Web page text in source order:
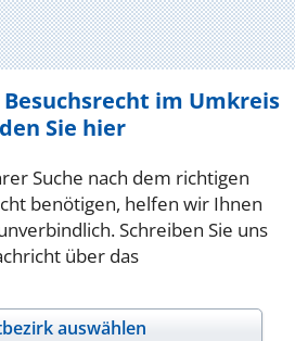
im Umkreis
Sie hier
Suche nach dem richtigen
benötigen, helfen wir Ihnen
Schreiben Sie uns
über das
auswählen